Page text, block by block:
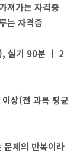
져가는 자격증
는 자격증
실기 90분 ㅣ 2
상(전 과목 평균
문제의 반복이라